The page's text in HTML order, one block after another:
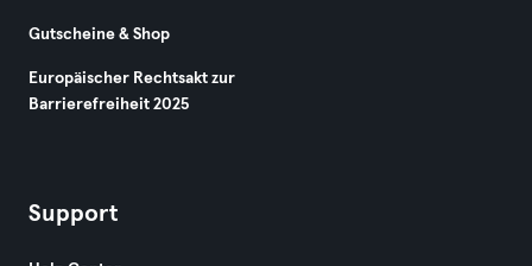
Gutscheine & Shop
Europäischer Rechtsakt zur
Barrierefreiheit 2025
Support